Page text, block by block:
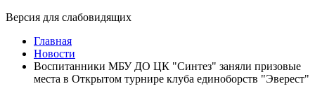
Версия для слабовидящих
Главная
Новости
Воспитанники МБУ ДО ЦК "Синтез" заняли призовые
места в Открытом турнире клуба единоборств "Эверест"